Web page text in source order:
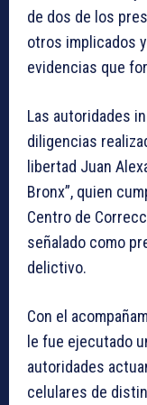
de dos de los
otros implicados
evidencias que
Las autoridades
diligencias
libertad Juan
Bronx”, quien
Centro de
señalado como
delictivo.
Con el
le fue ejecutado
autoridades
celulares de